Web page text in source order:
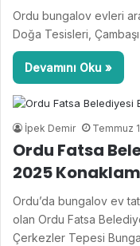
Ordu bungalov evleri
Doğa Tesisleri,
Devamını Oku »
İpek Demir Temmuz
Ordu Fatsa
2025
Ordu’da bungalov ev
olan Ordu Fatsa
Çerkezler Tepesi